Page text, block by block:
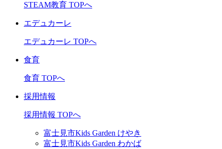
STEAM教育 TOPへ
エデュカーレ
エデュカーレ TOPへ
食育
食育 TOPへ
採用情報
採用情報 TOPへ
富士見市Kids Garden けやき
富士見市Kids Garden わかば